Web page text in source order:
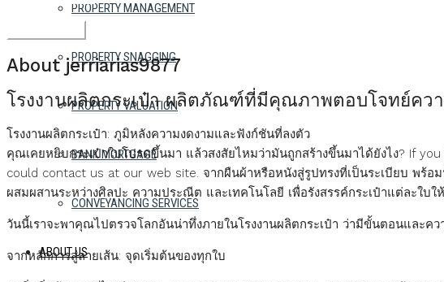
PROPERTY MANAGEMENT
PROPERTY SNAGGING
PROPERTY VALUATION
BANK MORTGAGE
CONVEYANCING SERVICES
ABOUT US
About jerriarias9877
โรงงานผลิตกระเป๋า ผลิตภัณฑ์ที่มีคุณภาพตอบโจทย์คว
โรงงานผลิตกระเป๋า: ภูมิหลังความงดงามและฟังก์ชันที่ลงตัว
คุณเคยหยิบกระเป๋าใบโปรดขึ้นมา แล้วสงสัยไหมว่ามันถูกสร้างขึ้นมาได้ยังไง? If
could contact us at our web site. จากผืนผ้าหรือหนังสู่รูปทรงที่เป็นระเบียบ พร้อ
ผสมผสานระหว่างศิลปะ ความประณีต และเทคโนโลยี เพื่อรังสรรค์กระเป๋าแต่ละใบใ
วันนี้เราจะพาคุณไปตรวจโลกอันน่าทึ่งภายในโรงงานผลิตกระเป๋า ว่ามีขั้นตอนและค
จากหลักการสู่ลายเส้น: จุดเริ่มต้นของทุกใบ